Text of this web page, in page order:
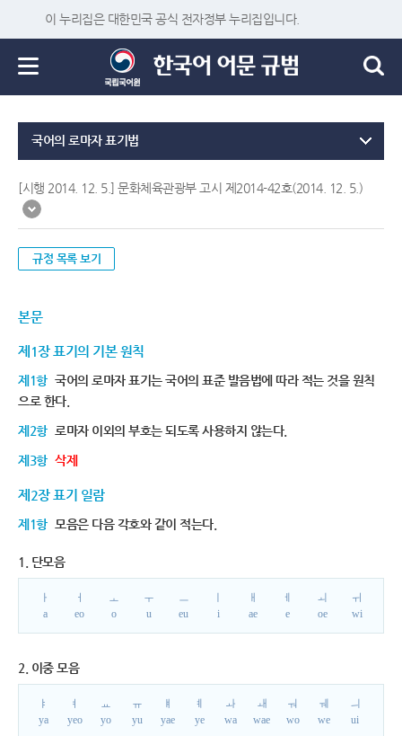
이 누리집은 대한민국 공식 전자정부 누리집입니다.
국어의 로마자 표기법
[시행 2014. 12. 5.] 문화체육관광부 고시 제2014-42호(2014. 12. 5.)
규정 목록 보기
본문
제1장 표기의 기본 원칙
제1항 국어의 로마자 표기는 국어의 표준 발음법에 따라 적는 것을 원칙
으로 한다.
제2항 로마자 이외의 부호는 되도록 사용하지 않는다.
제3항 삭제
제2장 표기 일람
제1항 모음은 다음 각호와 같이 적는다.
1. 단모음
ㅏ
a
ㅓ
eo
ㅗ
o
ㅜ
u
ㅡ
eu
i
ㅐ
ae
ㅔ
e
ㅚ
oe
ㅟ
wi
2. 이중 모음
ㅑ
ya
ㅕ
yeo
ㅛ
yo
ㅠ
yu
ㅒ
yae
ㅖ
ye
ㅘ
wa
ㅙ
wae
ㅝ
wo
ㅞ
we
ㅢ
ui